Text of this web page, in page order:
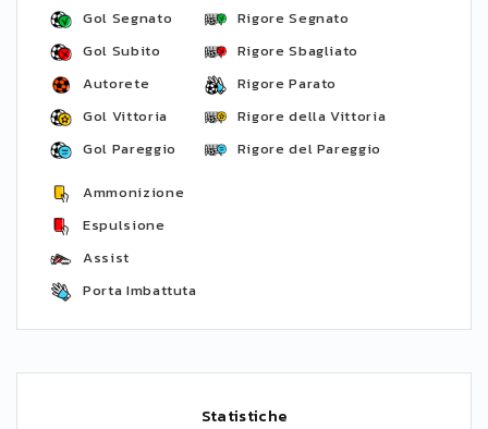
Gol Segnato
Gol Subito
Autorete
Gol Vittoria
Gol Pareggio
Rigore Segnato
Rigore Sbagliato
Rigore Parato
Rigore della Vittoria
Rigore del Pareggio
Ammonizione
Espulsione
Assist
Porta Imbattuta
Statistiche